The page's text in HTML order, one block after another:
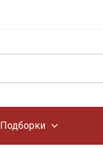
Подборки